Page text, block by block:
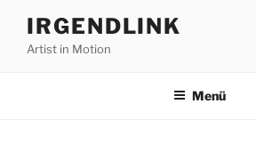
Inhalt
springen
IRGENDLINK
Artist in Motion
Menü